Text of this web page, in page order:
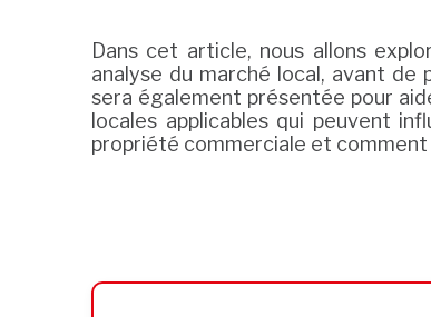
Dans cet article, nous allons
analyse du marché local, avant de
sera également présentée pour
locales applicables qui peuvent
propriété commerciale et comment